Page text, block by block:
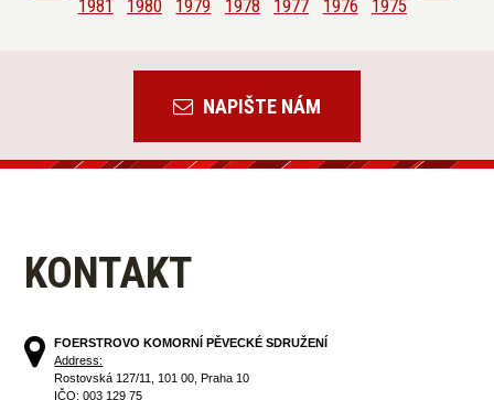
1981
1980 1979 1978 1977 1976 1975
NAPIŠTE NÁM
KONTAKT
FOERSTROVO KOMORNÍ PĚVECKÉ SDRUŽENÍ
Address:
Rostovská 127/11, 101 00, Praha 10
IČO: 003 129 75